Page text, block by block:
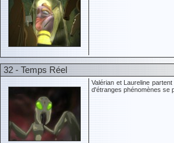
32 - Temps Réel
Valérian et Laureline
d'étranges phénomènes se